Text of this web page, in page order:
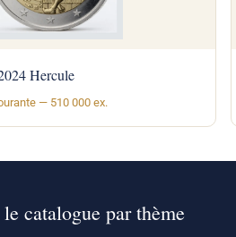
Hercule
— 510 000 ex.
catalogue par thème